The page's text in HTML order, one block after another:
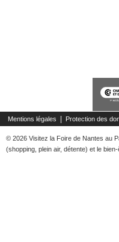
Mentions légales Protection des
© 2026 Visitez la Foire de Nantes au
(shopping, plein air, détente) et le